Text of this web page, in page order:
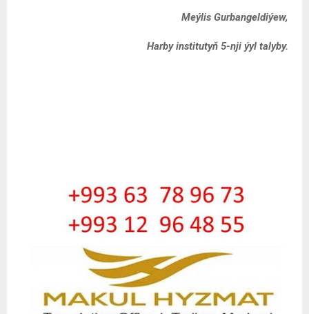
Meýlis Gurbangeldiýew,
Harby institutyň 5-nji ýyl talyby.